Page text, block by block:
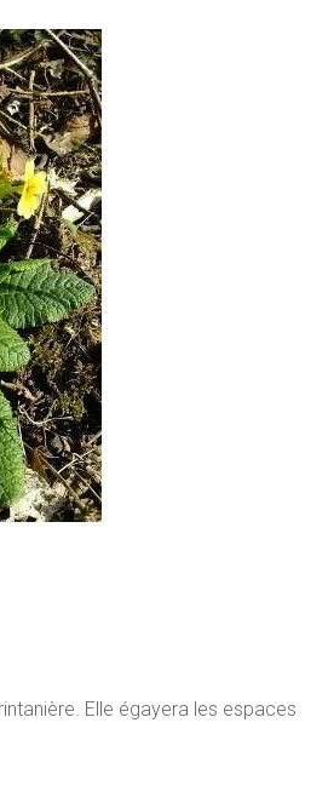
Elle égayera les espaces